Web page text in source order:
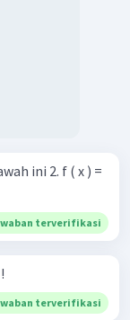
f ( x ) =
terverifikasi
terverifikasi